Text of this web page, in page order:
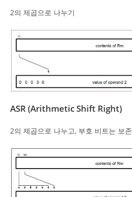
2의 제곱으로 나누기
ASR (Arithmetic Shift Right)
2의 제곱으로 나누고, 부호 비트는 보존